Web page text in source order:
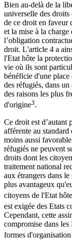
Bien au-delà de la
universelle des droits
de ce droit en faveur
et la mise à la charge
l’obligation
droit. L'article 4 a
l'Etat hôte la
vie où ils sont
bénéficie d'une
des réfugiés, dans
des raisons les plus
d'origine3.
Ce droit est d’autant
afférente au
moins aussi
réfugiés ne peuvent
droits dont les
traitement national
aux étrangers dans
plus avantageux
citoyens de l'Etat hôte
est exigée des Etats
Cependant, cette
compromise dans
formes